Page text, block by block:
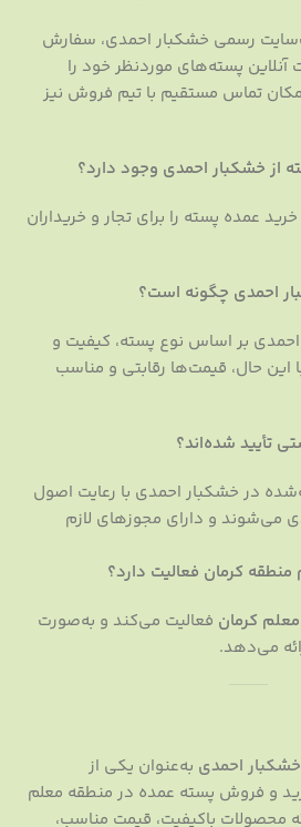
رسمی خشکبار احمدی، سفارش
پسته‌های موردنظر خود را
تماس مستقیم با تیم فروش نیز
عمده پسته را برای تجار و خریداران
بر اساس نوع پسته، کیفیت و
حال، قیمت‌ها رقابتی و مناسب
در خشکبار احمدی با رعایت اصول
می‌شوند و دارای مجوزهای لازم
معلم کرمان فعالیت می‌کند و به‌صورت
می‌دهد.
خشکبار احمدی به‌عنوان یکی از
و فروش پسته عمده در منطقه معلم
محصولات باکیفیت، قیمت مناسب،